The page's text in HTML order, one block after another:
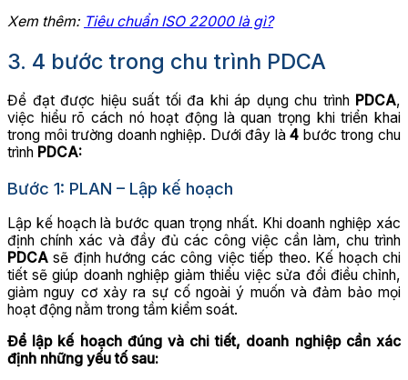
Xem thêm: Tiêu chuẩn ISO 22000 là gì?
3. 4 bước trong chu trình PDCA
Để đạt được hiệu suất tối đa khi áp dụng chu trình PDCA,
việc hiểu rõ cách nó hoạt động là quan trọng khi triển khai
trong môi trường doanh nghiệp. Dưới đây là4 bước trong chu
trình PDCA:
Bước 1: PLAN – Lập kế hoạch
Lập kế hoạch là bước quan trọng nhất. Khi doanh nghiệp xác
định chính xác và đầy đủ các công việc cần làm, chu trình
PDCA sẽ định hướng các công việc tiếp theo. Kế hoạch chi
tiết sẽ giúp doanh nghiệp giảm thiểu việc sửa đổi điều chỉnh,
giảm nguy cơ xảy ra sự cố ngoài ý muốn và đảm bảo mọi
hoạt động nằm trong tầm kiểm soát.
Để lập kế hoạch đúng và chi tiết, doanh nghiệp cần xác
định những yếu tố sau: